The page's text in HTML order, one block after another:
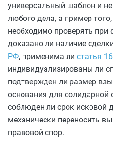
универсальный шаблон и
любого дела, а пример
необходимо проверять
доказано ли наличие
РФ, применима ли статья
индивидуализированы ли
подтвержден ли размер
основания для солидарной
соблюден ли срок исковой
механически переносить
правовой спор.